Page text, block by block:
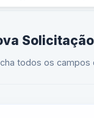
todos os campos